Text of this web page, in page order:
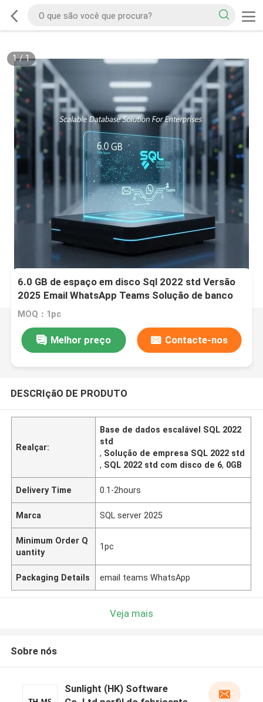
1/1
6.0 GB de espaço em disco Sql 2022 std Versão
2025 Email WhatsApp Teams Solução de banco
de dados escalável para empresas
MOQ：1pc
Melhor preço Contacte-nos
DESCRIçãO DE PRODUTO
Realçar:
Base de dados escalável SQL 2022
std
, Solução de empresa SQL 2022 std
, SQL 2022 std com disco de 6, 0GB
Delivery Time 0.1-2hours
Marca SQL server 2025
Minimum Order Q
uantity
1pc
Packaging Details email teams WhatsApp
Veja mais
Sobre nós
Sunlight (HK) Software